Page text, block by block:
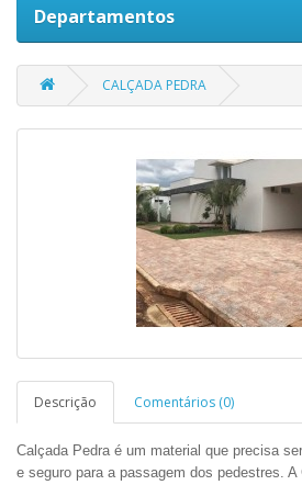
Departamentos
CALÇADA PEDRA
Descrição Comentários (0)
Calçada Pedra é um material que precisa
e seguro para a passagem dos pedestres.